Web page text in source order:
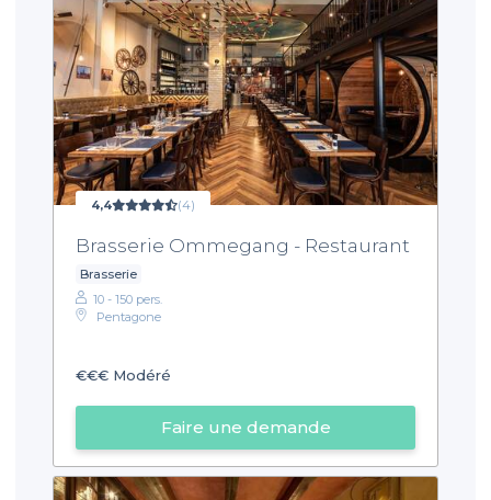
4,4 (4)
Brasserie Ommegang - Restaurant
Brasserie
10 - 150 pers.
Pentagone
€€€ Modéré
Faire une demande